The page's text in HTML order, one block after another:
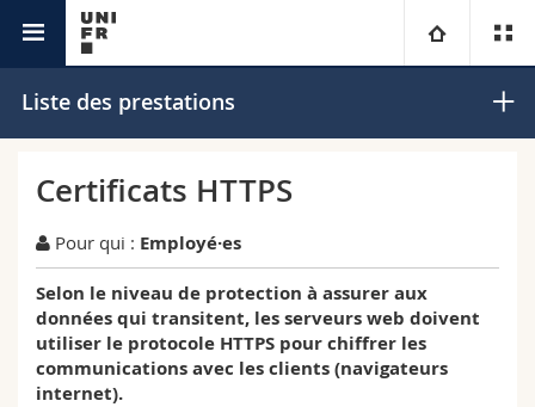
Université
Recherche
Université
Droit
Sciences économiques et sociales et management
Vous êtes
Futurs étudiants
Etudiants
Ressources
Annuaire du personnel
Liste des prestations
Certificats HTTPS
Pour qui : Employé·es
Selon le niveau de protection à assurer aux
données qui transitent, les serveurs web doivent
utiliser le protocole HTTPS pour chiffrer les
communications avec les clients (navigateurs
internet).